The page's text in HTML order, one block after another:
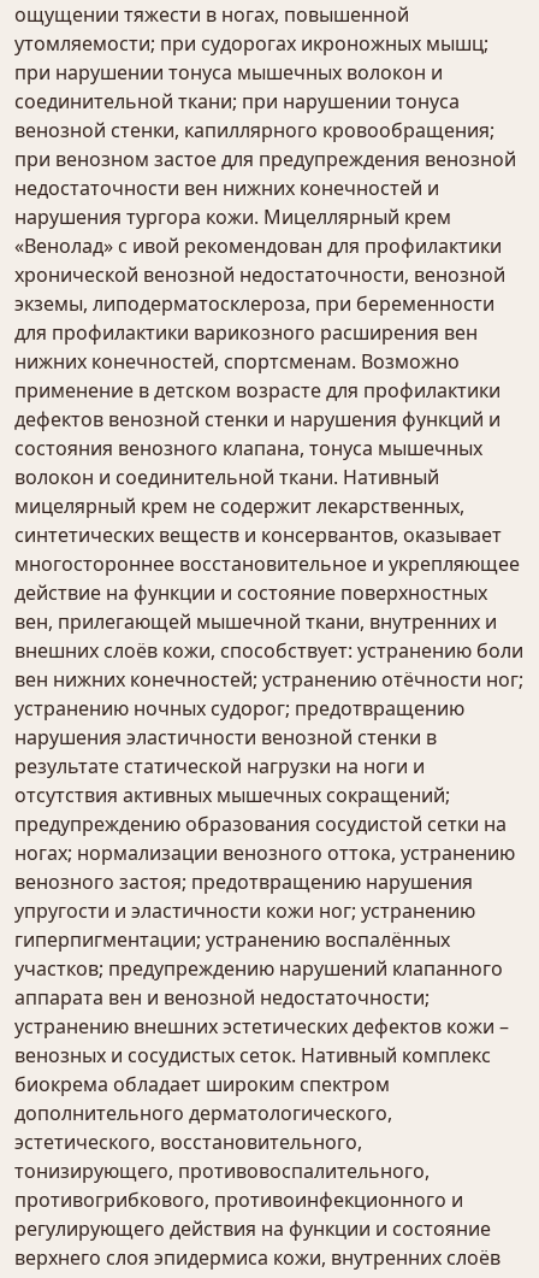
ощущении тяжести в ногах, повышенной
утомляемости; при судорогах икроножных мышц;
при нарушении тонуса мышечных волокон и
соединительной ткани; при нарушении тонуса
венозной стенки, капиллярного кровообращения;
при венозном застое для предупреждения венозной
недостаточности вен нижних конечностей и
нарушения тургора кожи. Мицеллярный крем
«Венолад» с ивой рекомендован для профилактики
хронической венозной недостаточности, венозной
экземы, липодерматосклероза, при беременности
для профилактики варикозного расширения вен
нижних конечностей, спортсменам. Возможно
применение в детском возрасте для профилактики
дефектов венозной стенки и нарушения функций и
состояния венозного клапана, тонуса мышечных
волокон и соединительной ткани. Нативный
мицелярный крем не содержит лекарственных,
синтетических веществ и консервантов, оказывает
многостороннее восстановительное и укрепляющее
действие на функции и состояние поверхностных
вен, прилегающей мышечной ткани, внутренних и
внешних слоёв кожи, способствует: устранению боли
вен нижних конечностей; устранению отёчности ног;
устранению ночных судорог; предотвращению
нарушения эластичности венозной стенки в
результате статической нагрузки на ноги и
отсутствия активных мышечных сокращений;
предупреждению образования сосудистой сетки на
ногах; нормализации венозного оттока, устранению
венозного застоя; предотвращению нарушения
упругости и эластичности кожи ног; устранению
гиперпигментации; устранению воспалённых
участков; предупреждению нарушений клапанного
аппарата вен и венозной недостаточности;
устранению внешних эстетических дефектов кожи –
венозных и сосудистых сеток. Нативный комплекс
биокрема обладает широким спектром
дополнительного дерматологического,
эстетического, восстановительного,
тонизирующего, противовоспалительного,
противогрибкового, противоинфекционного и
регулирующего действия на функции и состояние
верхнего слоя эпидермиса кожи, внутренних слоёв